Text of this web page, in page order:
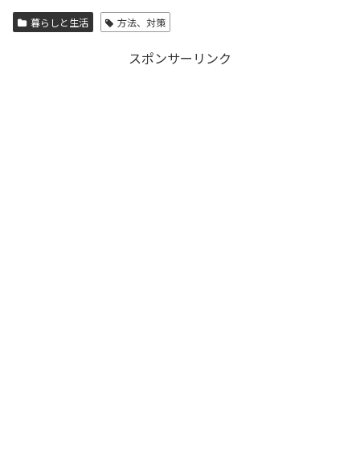
暮らしと生活 方法、対策
スポンサーリンク